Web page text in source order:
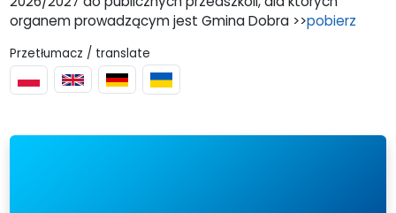
organem prowadzącym jest Gmina Dobra >>pobierz
Przetłumacz / translate